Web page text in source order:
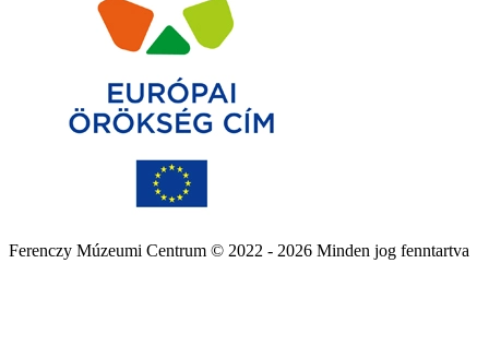
Ferenczy Múzeumi Centrum © 2022 - 2026 Minden jog fenntartva